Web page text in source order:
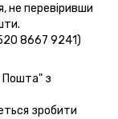
не перевіривши
8667 9241)
Пошта" з
зробити